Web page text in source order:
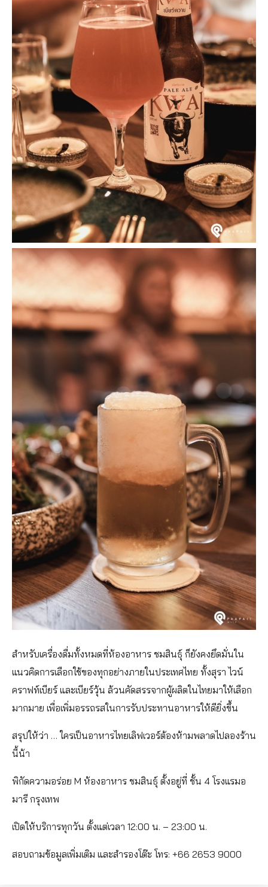
สำหรับเครื่องดื่มทั้งหมดที่ห้องอาหาร ชมสินธุ์ ก็ยังคงยึดมั่นใน
แนวคิดการเลือกใช้ของทุกอย่างภายในประเทศไทย ทั้งสุรา ไวน์
คราฟท์เบียร์ และเบียร์วุ้น ล้วนคัดสรรจากผู้ผลิตในไทยมาให้เลือก
มากมาย เพื่อเพิ่มอรรถรสในการรับประทานอาหารให้ดียิ่งขึ้น
สรุปให้ว่า … ใครเป็นอาหารไทยเลิฟเวอร์ต้องห้ามพลาดไปลองร้าน
นี้น้า
พิกัดความอร่อย M ห้องอาหาร ชมสินธุ์ ตั้งอยู่ที่ ชั้น 4 โรงแรมอ
มารี กรุงเทพ
เปิดให้บริการทุกวัน ตั้งแต่เวลา 12:00 น. – 23:00 น.
สอบถามข้อมูลเพิ่มเติม และสำรองโต๊ะ โทร: +66 2653 9000